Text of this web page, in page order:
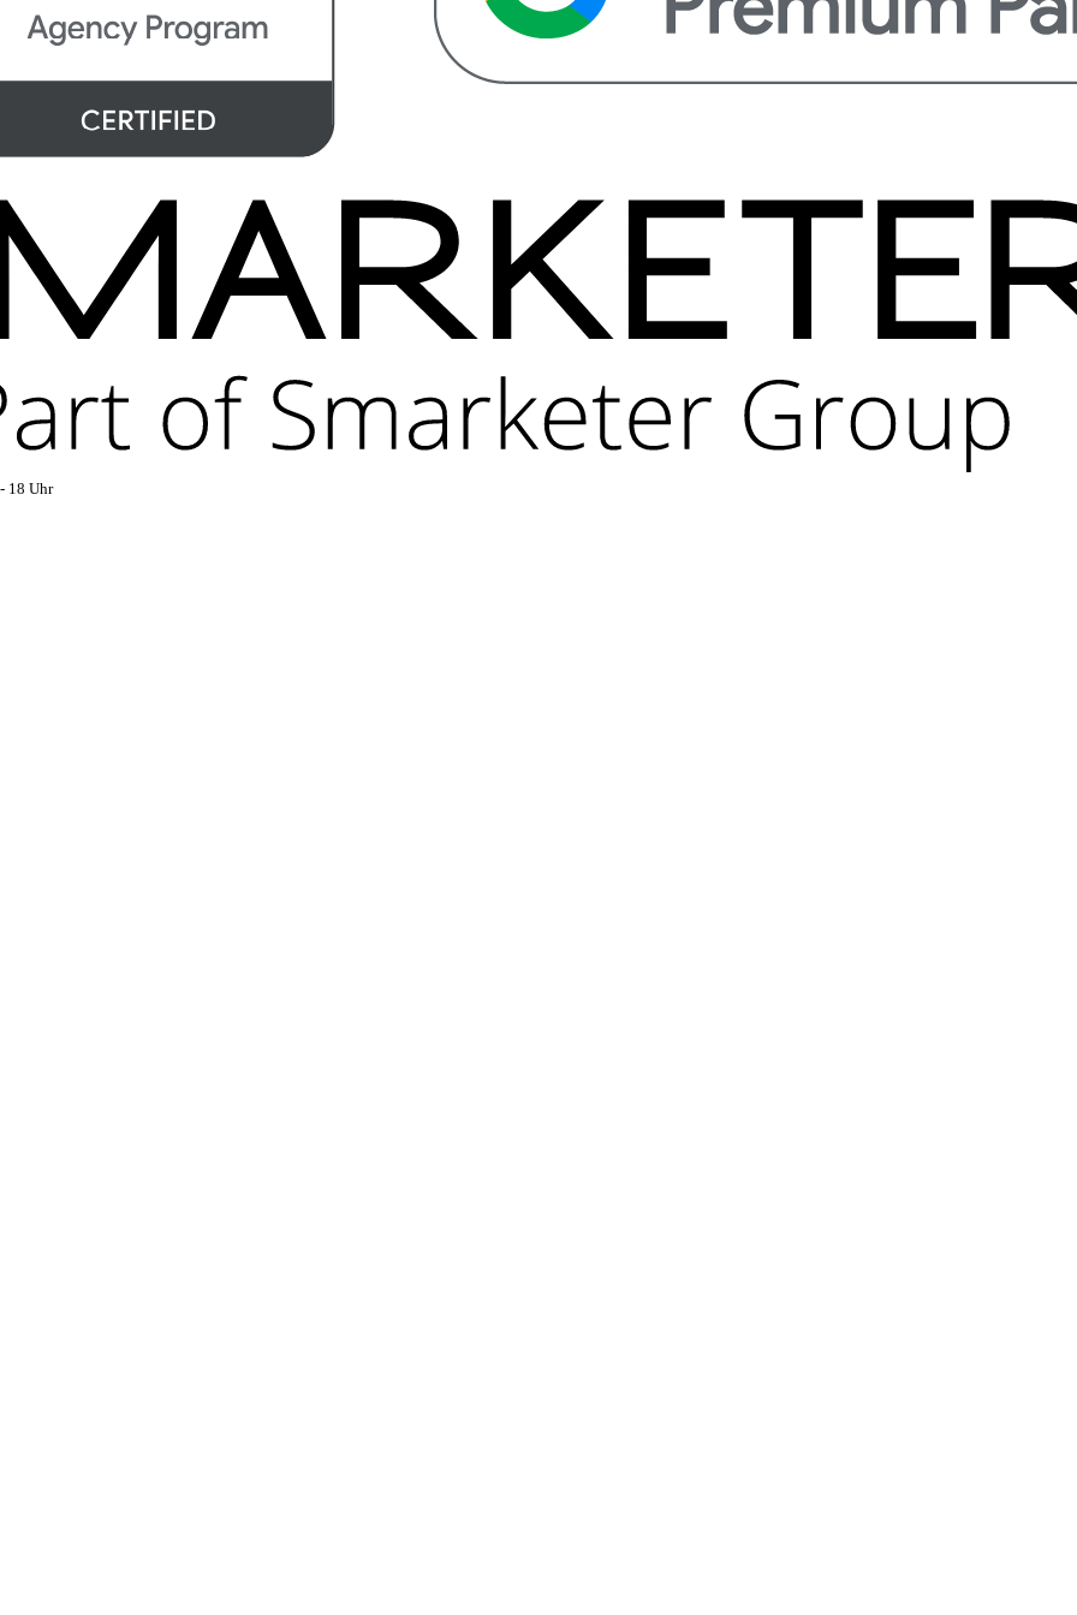
18 Uhr